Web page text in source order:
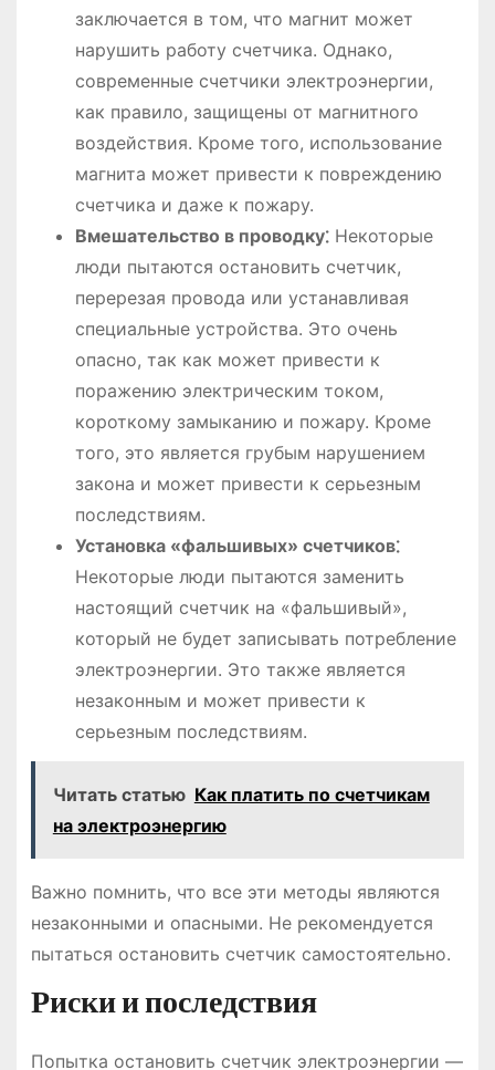
заключается в том, что магнит может
нарушить работу счетчика. Однако,
современные счетчики электроэнергии,
как правило, защищены от магнитного
воздействия. Кроме того, использование
магнита может привести к повреждению
счетчика и даже к пожару.
Вмешательство в проводку⁚Некоторые
люди пытаются остановить счетчик,
перерезая провода или устанавливая
специальные устройства. Это очень
опасно, так как может привести к
поражению электрическим током,
короткому замыканию и пожару. Кроме
того, это является грубым нарушением
закона и может привести к серьезным
последствиям.
Установка «фальшивых» счетчиков⁚
Некоторые люди пытаются заменить
настоящий счетчик на «фальшивый»,
который не будет записывать потребление
электроэнергии. Это также является
незаконным и может привести к
серьезным последствиям.
Читать статью Как платить по счетчикам
на электроэнергию
Важно помнить, что все эти методы являются
незаконными и опасными. Не рекомендуется
пытаться остановить счетчик самостоятельно.
Риски и последствия
Попытка остановить счетчик электроэнергии ―